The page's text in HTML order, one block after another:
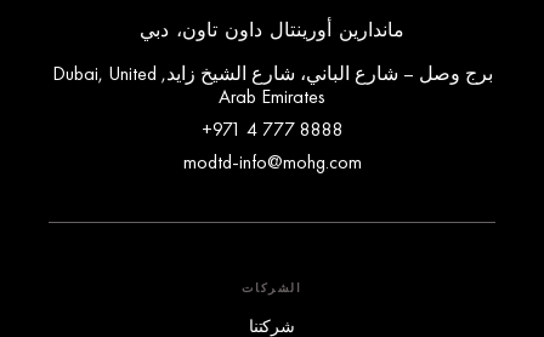
ماندارين أورينتال داون تاون، دبي
برج وصل – شارع الباني، شارع الشيخ زايد, Dubai, United
Arab Emirates
+971 4 777 8888
modtd-info@mohg.com
الشركات
شركتنا